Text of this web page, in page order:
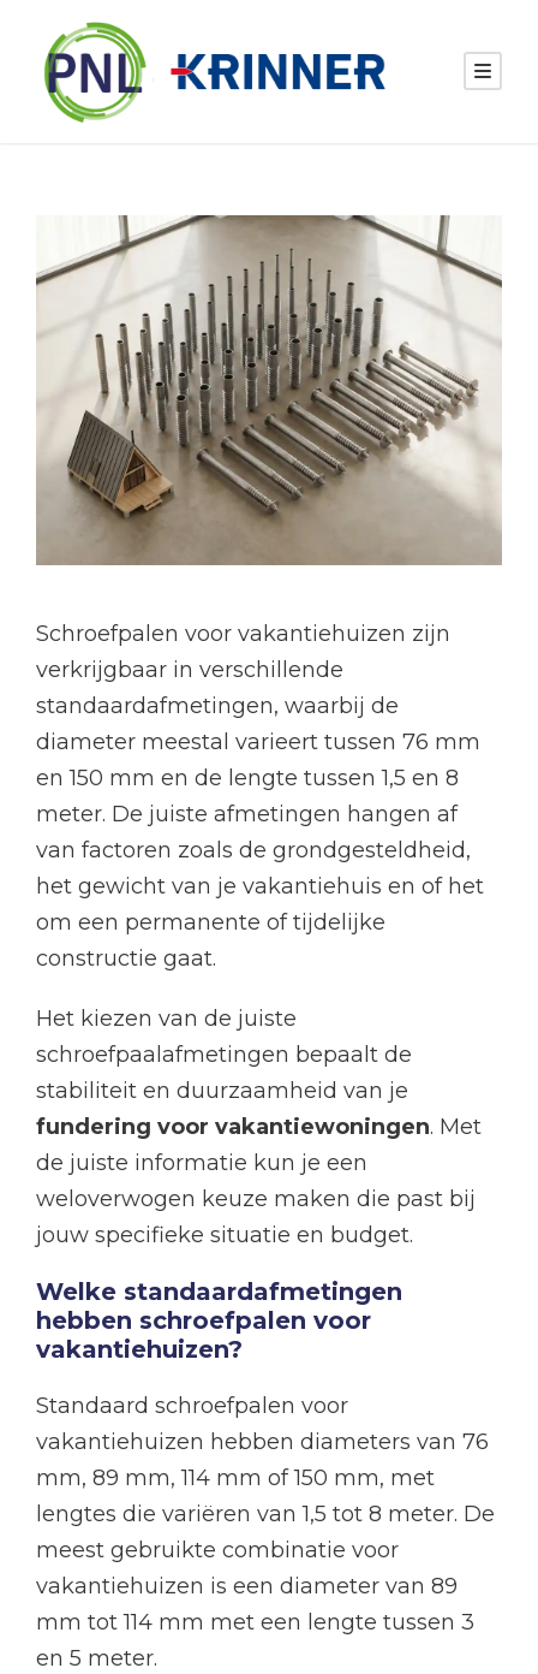
Schroefpalen voor vakantiehuizen zijn
verkrijgbaar in verschillende
standaardafmetingen, waarbij de
diameter meestal varieert tussen 76 mm
en 150 mm en de lengte tussen 1,5 en 8
meter. De juiste afmetingen hangen af
van factoren zoals de grondgesteldheid,
het gewicht van je vakantiehuis en of het
om een permanente of tijdelijke
constructie gaat.
Het kiezen van de juiste
schroefpaalafmetingen bepaalt de
stabiliteit en duurzaamheid van je
fundering voor vakantiewoningen. Met
de juiste informatie kun je een
weloverwogen keuze maken die past bij
jouw specifieke situatie en budget.
Welke standaardafmetingen
hebben schroefpalen voor
vakantiehuizen?
Standaard schroefpalen voor
vakantiehuizen hebben diameters van 76
mm, 89 mm, 114 mm of 150 mm, met
lengtes die variëren van 1,5 tot 8 meter. De
meest gebruikte combinatie voor
vakantiehuizen is een diameter van 89
mm tot 114 mm met een lengte tussen 3
en 5 meter.